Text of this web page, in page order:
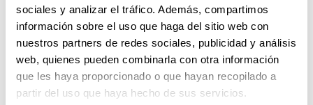
sociales y analizar el tráfico. Además, compartimos
información sobre el uso que haga del sitio web con
nuestros partners de redes sociales, publicidad y análisis
web, quienes pueden combinarla con otra información
que les haya proporcionado o que hayan recopilado a
partir del uso que haya hecho de sus servicios.
REQUEST AN APPOINTMENT